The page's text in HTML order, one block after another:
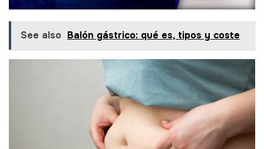
See also Balón gástrico: qué es, tipos y coste